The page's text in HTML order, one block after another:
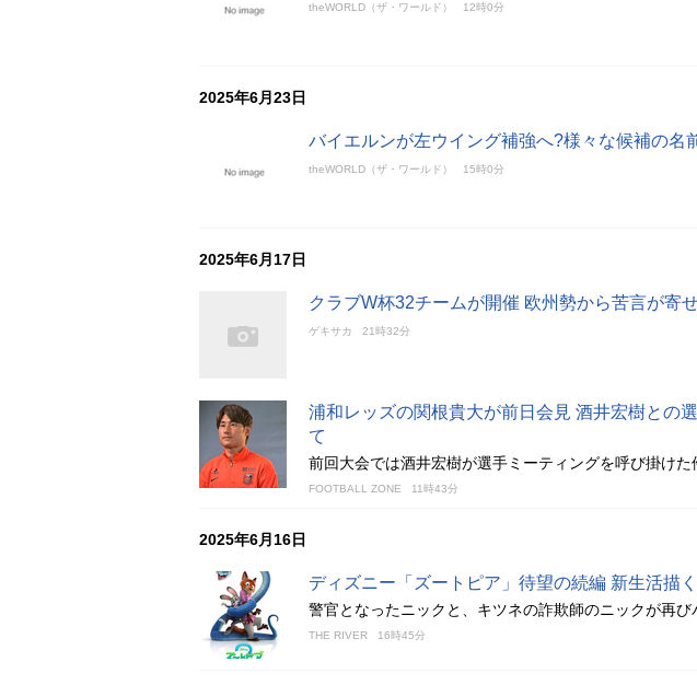
theWORLD（ザ・ワールド） 12時0分
2025年6月23日
バイエルンが左ウイング補強へ?様々な候補の名
theWORLD（ザ・ワールド） 15時0分
2025年6月17日
クラブW杯32チームが開催 欧州勢から苦言が寄
ゲキサカ 21時32分
浦和レッズの関根貴大が前日会見 酒井宏樹との
て
前回大会では酒井宏樹が選手ミーティングを呼び掛けた
FOOTBALL ZONE 11時43分
2025年6月16日
ディズニー「ズートピア」待望の続編 新生活描
警官となったニックと、キツネの詐欺師のニックが再び
THE RIVER 16時45分